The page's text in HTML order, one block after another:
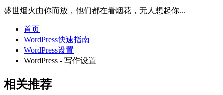
盛世烟火由你而放，他们都在看烟花，无人想起你...
首页
WordPress快速指南
WordPress设置
WordPress - 写作设置
相关推荐